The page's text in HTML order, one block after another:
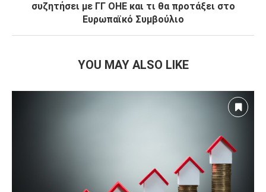
συζητήσει με ΓΓ ΟΗΕ και τι θα προτάξει στο
Ευρωπαϊκό Συμβούλιο
YOU MAY ALSO LIKE